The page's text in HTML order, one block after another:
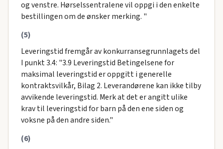
og venstre. Hørselssentralene vil oppgi i den enkelte
bestillingen om de ønsker merking. "
(5)
Leveringstid fremgår av konkurransegrunnlagets del
I punkt 3.4: "3.9 Leveringstid Betingelsene for
maksimal leveringstid er oppgitt i generelle
kontraktsvilkår, Bilag 2. Leverandørene kan ikke tilby
avvikende leveringstid. Merk at det er angitt ulike
krav til leveringstid for barn på den ene siden og
voksne på den andre siden."
(6)